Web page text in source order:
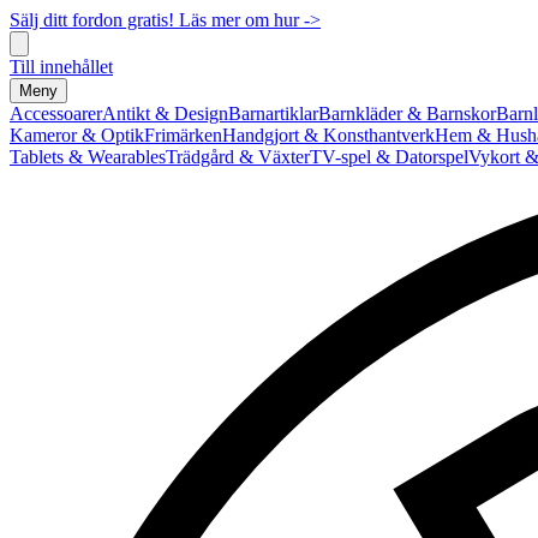
Sälj ditt fordon gratis! Läs mer om hur ->
Till innehållet
Meny
AccessoarerAntikt & DesignBarnartiklarBarnkläder & Barnskor
Kameror & OptikFrimärkenHandgjort & KonsthantverkHem &
Tablets & WearablesTrädgård & VäxterTV-spel & DatorspelVykort